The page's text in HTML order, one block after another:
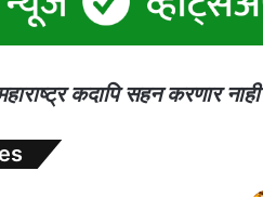
कदापि सहन करणार